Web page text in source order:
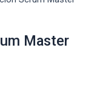
Master